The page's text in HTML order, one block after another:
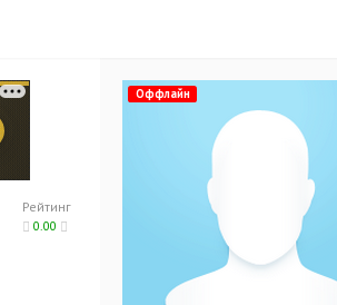
Рейтинг
0.00
Оффлайн